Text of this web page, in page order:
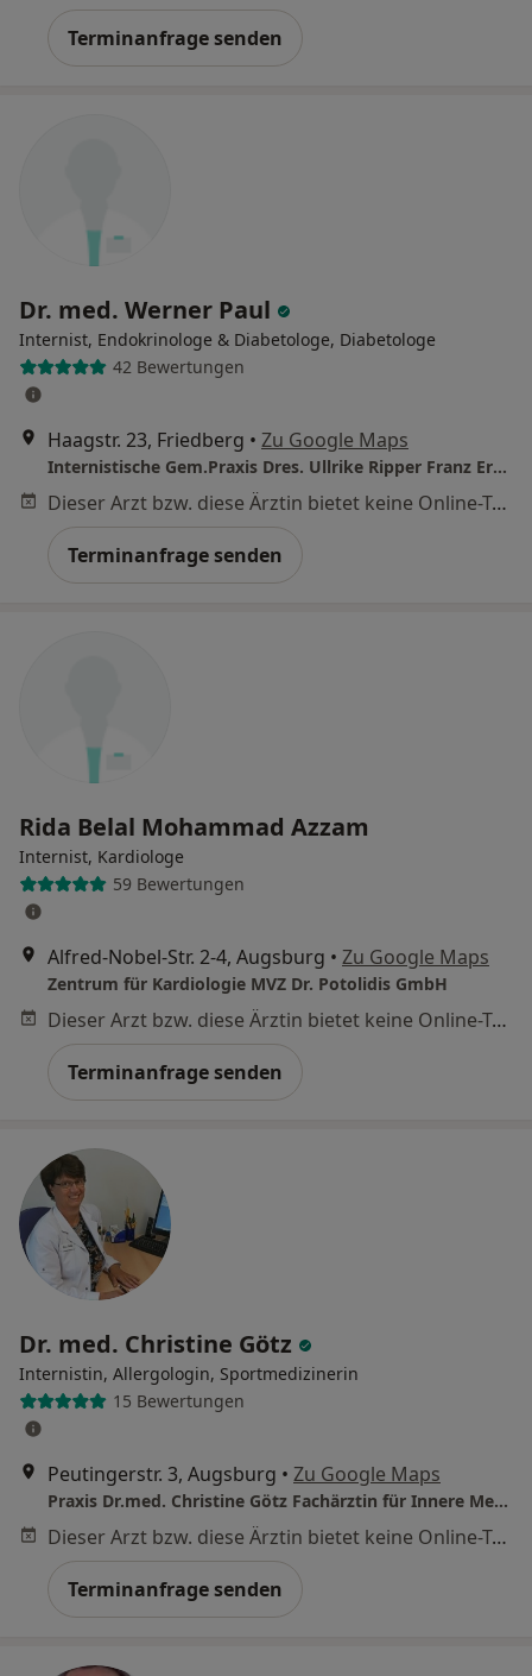
Terminanfrage senden
Dr. med. Werner Paul
Internist, Endokrinologe & Diabetologe, Diabetologe
42 Bewertungen
Haagstr. 23, Friedberg • Zu Google Maps
Internistische Gem.Praxis Dres. Ullrike Ripper Franz Ertl und Werner Paul
Dieser Arzt bzw. diese Ärztin bietet keine Online-Terminbuchung an diesem Standort an.
Terminanfrage senden
Rida Belal Mohammad Azzam
Internist, Kardiologe
59 Bewertungen
Alfred-Nobel-Str. 2-4, Augsburg • Zu Google Maps
Zentrum für Kardiologie MVZ Dr. Potolidis GmbH
Dieser Arzt bzw. diese Ärztin bietet keine Online-Terminbuchung an diesem Standort an.
Terminanfrage senden
Dr. med. Christine Götz
Internistin, Allergologin, Sportmedizinerin
15 Bewertungen
Peutingerstr. 3, Augsburg • Zu Google Maps
Praxis Dr.med. Christine Götz Fachärztin für Innere Medizin
Dieser Arzt bzw. diese Ärztin bietet keine Online-Terminbuchung an diesem Standort an.
Terminanfrage senden